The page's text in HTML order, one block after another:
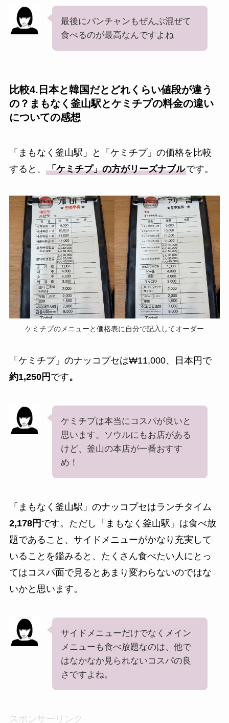
最後にパンチャンもぜんぶ混ぜて
食べるのが最高なんですよね
比較4.日本と韓国だとどれくらい値段が違う
の？まもなく釜山駅とケミチプの料金の違い
についての感想
「まもなく釜山駅」と「ケミチプ」の価格を比較
すると、 「ケミチプ」の方がリーズナブルです。
ケミチプのメニューと価格表に自分で記入してオーダー
「ケミチプ」のナッコプセは₩11,000、日本円で
約1,250円 です。
ケミチプは本当にコスパが良いと
思います。ソウルにもお店がある
けど、釜山の本店が一番おすす
め！
「まもなく釜山駅」のナッコプセはランチタイム
2,178円 です。ただし「まもなく釜山駅」は食べ放
題であること、サイドメニューがかなり充実して
いることを鑑みると、たくさん食べたい人にとっ
てはコスパ面で見るとあまり変わらないのではな
いかと思います。
サイドメニューだけでなくメイン
メニューも食べ放題なのは、他で
はなかなか見られないコスパの良
さですよね。
スポンサーリンク